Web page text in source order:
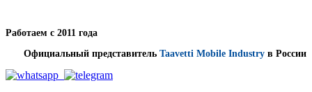
Работаем с 2011 года
Официальный представитель Taavetti Mobile Industry в России